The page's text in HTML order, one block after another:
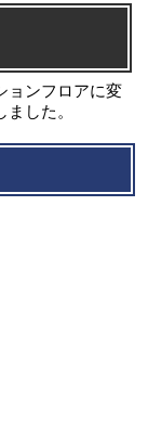
ョンフロアに変
した。